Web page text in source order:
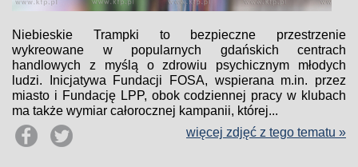
Niebieskie Trampki to bezpieczne przestrzenie
wykreowane w popularnych gdańskich centrach
handlowych z myślą o zdrowiu psychicznym młodych
ludzi. Inicjatywa Fundacji FOSA, wspierana m.in. przez
miasto i Fundację LPP, obok codziennej pracy w klubach
ma także wymiar całorocznej kampanii, której...
więcej zdjęć z tego tematu »